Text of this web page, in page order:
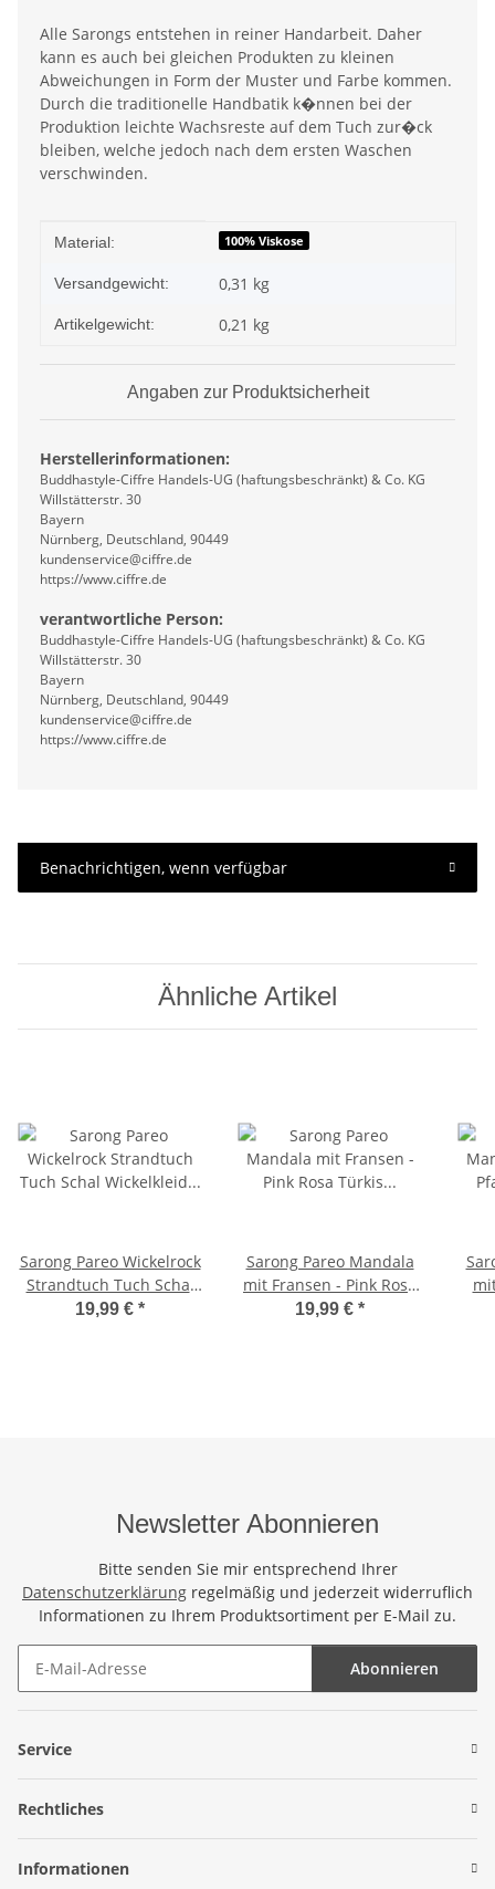
Alle Sarongs entstehen in reiner Handarbeit. Daher
kann es auch bei gleichen Produkten zu kleinen
Abweichungen in Form der Muster und Farbe kommen.
Durch die traditionelle Handbatik k�nnen bei der
Produktion leichte Wachsreste auf dem Tuch zur�ck
bleiben, welche jedoch nach dem ersten Waschen
verschwinden.
Produkteigenschaft
Wert
Material: 100% Viskose
Versandgewicht: 0,31 kg
Artikelgewicht: 0,21 kg
Angaben zur Produktsicherheit
Herstellerinformationen:
Buddhastyle-Ciffre Handels-UG (haftungsbeschränkt) & Co. KG
Willstätterstr. 30
Bayern
Nürnberg, Deutschland, 90449
kundenservice@ciffre.de
https://www.ciffre.de
verantwortliche Person:
Buddhastyle-Ciffre Handels-UG (haftungsbeschränkt) & Co. KG
Willstätterstr. 30
Bayern
Nürnberg, Deutschland, 90449
kundenservice@ciffre.de
https://www.ciffre.de
Benachrichtigen, wenn verfügbar
Ähnliche Artikel
Sarong Pareo Wickelrock
Strandtuch Tuch Schal
Wickelkleid Strandkleid
19,99 € *
Sarong Pareo Mandala
mit Fransen - Pink Rosa
Türkis Pfau
19,99 € *
Newsletter Abonnieren
Bitte senden Sie mir entsprechend Ihrer
Datenschutzerklärung regelmäßig und jederzeit widerruflich
Informationen zu Ihrem Produktsortiment per E-Mail zu.
Abonnieren
Service
Rechtliches
Informationen